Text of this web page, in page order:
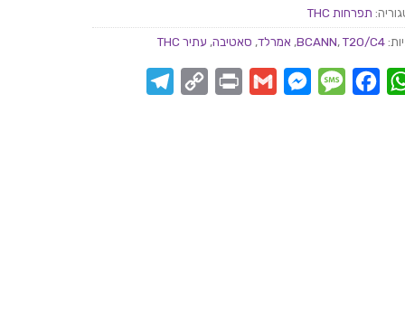
תפרחות THC
BCANN,T20/C4
, אמרלד, סאטיבה, עתיר THC
WhatsApp
Facebook
Message
Messenger
Gmail
Print
Copy